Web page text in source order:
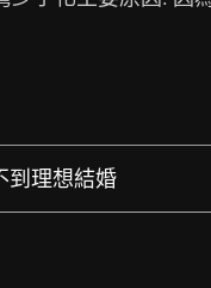
到理想結婚